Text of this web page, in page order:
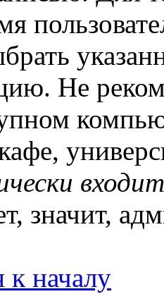
Не
значит,
к началу